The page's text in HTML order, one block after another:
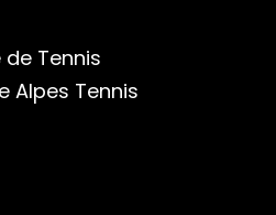
Tennis
Alpes Tennis